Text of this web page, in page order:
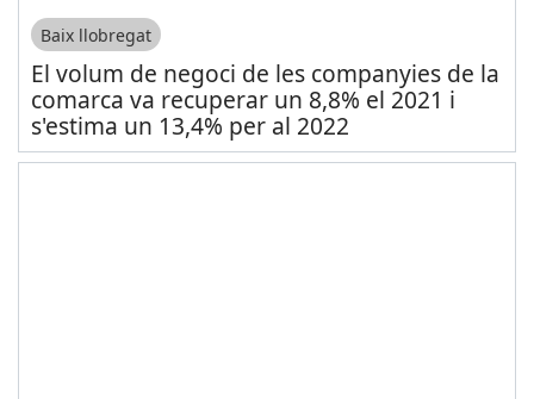
Baix llobregat
El volum de negoci de les companyies de la
comarca va recuperar un 8,8% el 2021 i
s'estima un 13,4% per al 2022